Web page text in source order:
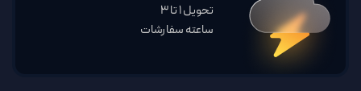
تحویل 1 تا 3
ساعته سفارشات